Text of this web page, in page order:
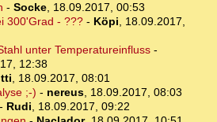
- Socke, 18.09.2017, 00:53
300'Grad - ???- Köpi, 18.09.2017,
unter Temperatureinfluss-
12:38
, 18.09.2017, 08:01
;-) - nereus, 18.09.2017, 08:03
Rudi, 18.09.2017, 09:22